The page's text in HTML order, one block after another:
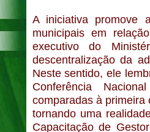
A iniciativa promove
municipais em
executivo do
descentralização da
Neste sentido, ele
Conferência
comparadas à
tornando uma
Capacitação de